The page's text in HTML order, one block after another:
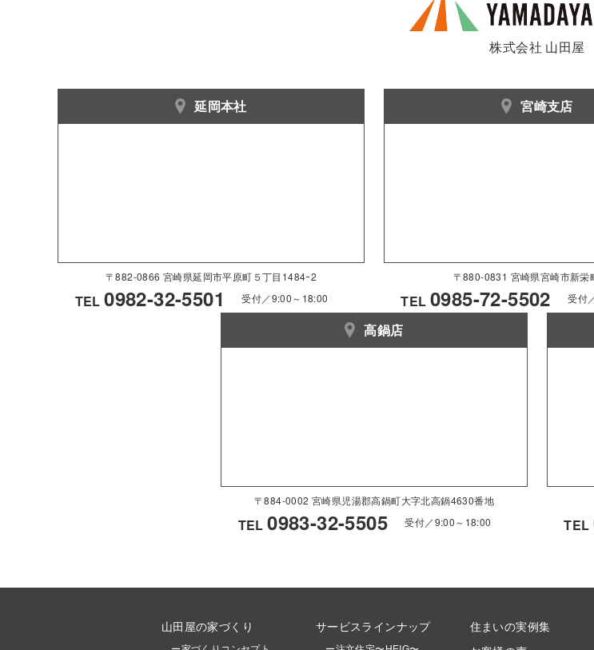
株式会社 山田屋
延岡本社
〒882-0866 宮崎県延岡市平原町５丁目1484ｰ2
TEL0982-32-5501 受付／9:00～18:00
宮崎支店
〒880-0831 宮崎県宮崎市新栄
TEL0985-72-5502 受付
高鍋店
〒884-0002 宮崎県児湯郡高鍋町大字北高鍋4630番地
TEL0983-32-5505 受付／9:00～18:00 TEL
山田屋の家づくり サービスラインナップ
住まいの実例集